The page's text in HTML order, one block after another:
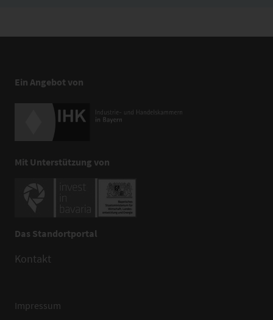
Ein Angebot von
Mit Unterstützung von
Das Standortportal
Kontakt
Impressum